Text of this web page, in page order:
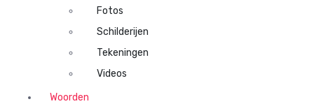
Fotos
Schilderijen
Tekeningen
Videos
Woorden